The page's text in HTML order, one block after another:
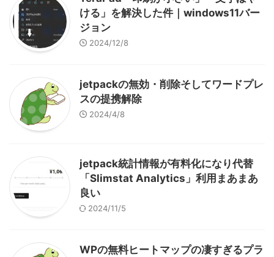
ける」を解決した件｜windows11バー
ジョン
2024/12/8
jetpackの無効・削除そしてワードプレ
スの提携解除
2024/4/8
jetpack統計情報が有料化になり代替
「Slimstat Analytics」利用まあまあ
良い
2024/11/5
WPの無料ヒートマップの凄すぎるプラ